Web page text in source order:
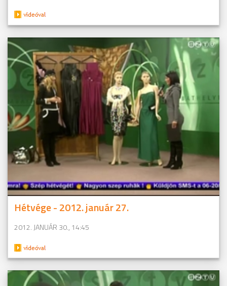
Hétvége - 2012. január 27.
2012. JANUÁR 30., 14:45